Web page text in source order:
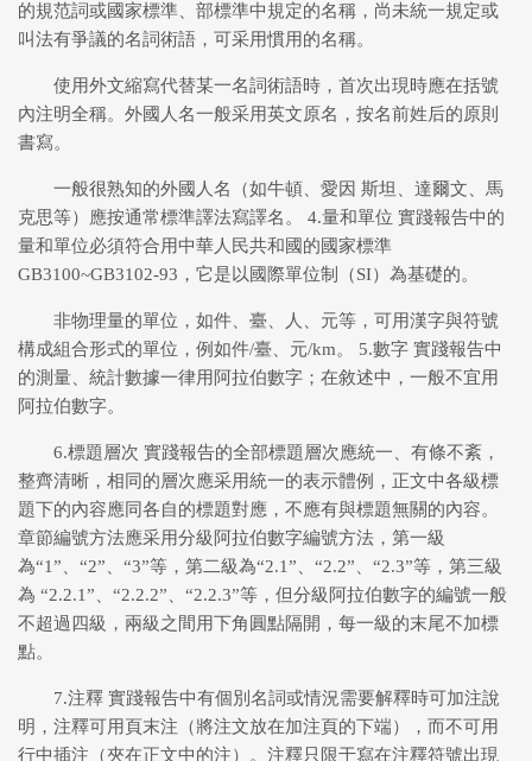
的規范詞或國家標準、部標準中規定的名稱，尚未統一規定或
叫法有爭議的名詞術語，可采用慣用的名稱。
使用外文縮寫代替某一名詞術語時，首次出現時應在括號
內注明全稱。外國人名一般采用英文原名，按名前姓后的原則
書寫。
一般很熟知的外國人名（如牛頓、愛因 斯坦、達爾文、馬
克思等）應按通常標準譯法寫譯名。 4.量和單位 實踐報告中的
量和單位必須符合用中華人民共和國的國家標準
GB3100~GB3102-93，它是以國際單位制（SI）為基礎的。
非物理量的單位，如件、臺、人、元等，可用漢字與符號
構成組合形式的單位，例如件/臺、元/km。 5.數字 實踐報告中
的測量、統計數據一律用阿拉伯數字；在敘述中，一般不宜用
阿拉伯數字。
6.標題層次 實踐報告的全部標題層次應統一、有條不紊，
整齊清晰，相同的層次應采用統一的表示體例，正文中各級標
題下的內容應同各自的標題對應，不應有與標題無關的內容。
章節編號方法應采用分級阿拉伯數字編號方法，第一級
為“1”、“2”、“3”等，第二級為“2.1”、“2.2”、“2.3”等，第三級
為 “2.2.1”、“2.2.2”、“2.2.3”等，但分級阿拉伯數字的編號一般
不超過四級，兩級之間用下角圓點隔開，每一級的末尾不加標
點。
7.注釋 實踐報告中有個別名詞或情況需要解釋時可加注說
明，注釋可用頁末注（將注文放在加注頁的下端），而不可用
行中插注（夾在正文中的注）。注釋只限于寫在注釋符號出現